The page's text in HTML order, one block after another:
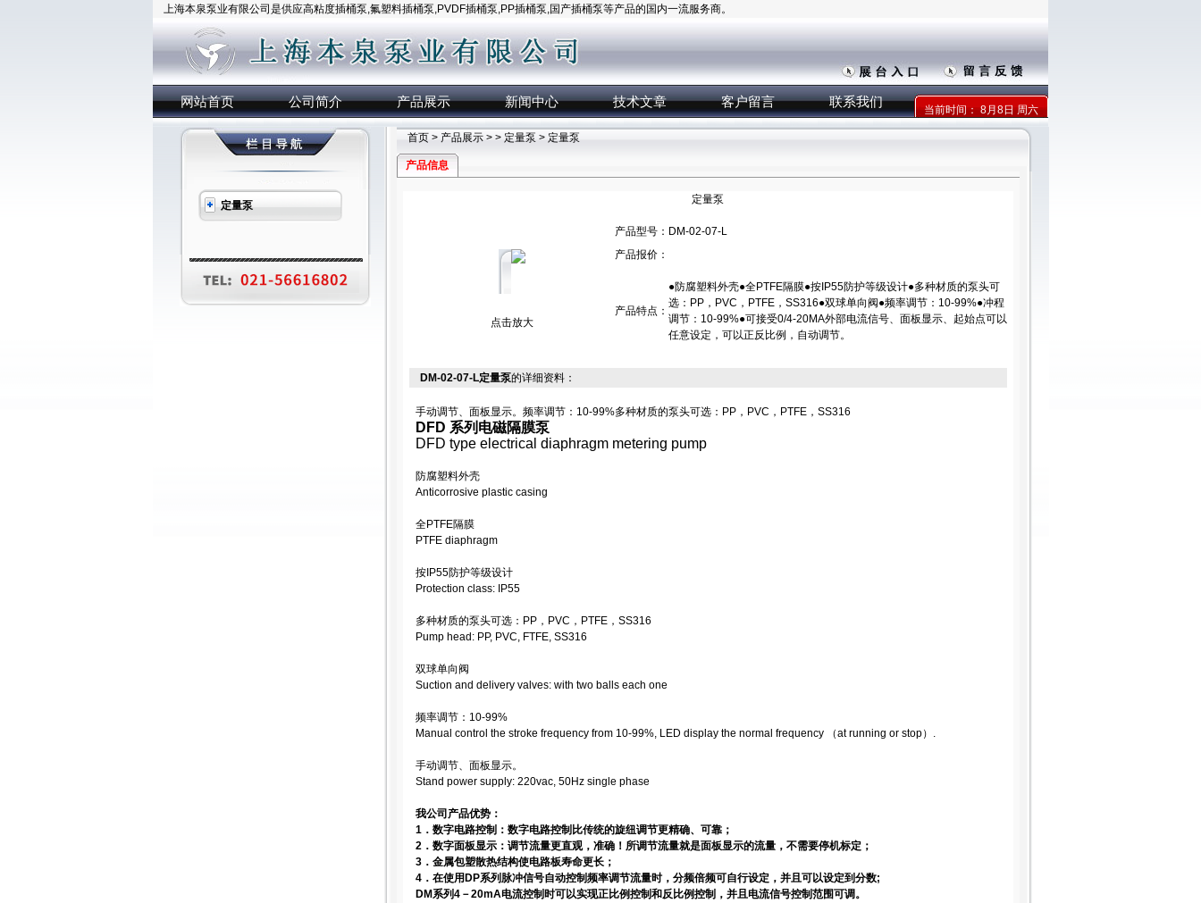
上海本泉泵业有限公司是供应高粘度插桶泵,氟塑料插桶泵,PVDF插桶泵,PP插桶泵,国产插桶泵等产品的国内一流服务商。
网站首页 公司简介 产品展示 新闻中心 技术文章 客户留言 联系我们
当前时间：8月8日 周六
定量泵
首页> 产品展示> > 定量泵 > 定量泵
产品信息
定量泵
点击放大
产品型号： DM-02-07-L
产品报价：
产品特点：
●防腐塑料外壳●全PTFE隔膜●按IP55防护等级设计●多种材质的泵头可
选：PP，PVC，PTFE，SS316●双球单向阀●频率调节：10-99%●冲程
调节：10-99%●可接受0/4-20MA外部电流信号、面板显示、起始点可以
任意设定，可以正反比例，自动调节。
DM-02-07-L定量泵的详细资料：
手动调节、面板显示。频率调节：10-99%多种材质的泵头可选：PP，PVC，PTFE，SS316
DFD 系列电磁隔膜泵
DFD type electrical diaphragm metering pump
防腐塑料外壳
Anticorrosive plastic casing
全PTFE隔膜
PTFE diaphragm
按IP55防护等级设计
Protection class: IP55
多种材质的泵头可选：PP，PVC，PTFE，SS316
Pump head: PP, PVC, FTFE, SS316
双球单向阀
Suction and delivery valves: with two balls each one
频率调节：10-99%
Manual control the stroke frequency from 10-99%, LED display the normal frequency （at running or stop）.
手动调节、面板显示。
Stand power supply: 220vac, 50Hz single phase
我公司产品优势：
1．数字电路控制：数字电路控制比传统的旋纽调节更精确、可靠；
2．数字面板显示：调节流量更直观，准确！所调节流量就是面板显示的流量，不需要停机标定；
3．金属包塑散热结构使电路板寿命更长；
4．在使用DP系列脉冲信号自动控制频率调节流量时，分频倍频可自行设定，并且可以设定到分数;
DM系列4－20mA电流控制时可以实现正比例控制和反比例控制，并且电流信号控制范围可调。